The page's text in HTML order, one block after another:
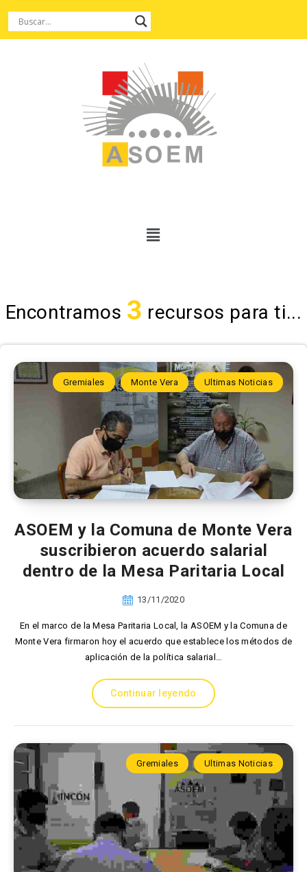
Encontramos 3 recursos para ti...
Gremiales Monte Vera Ultimas Noticias
ASOEM y la Comuna de Monte Vera
suscribieron acuerdo salarial
dentro de la Mesa Paritaria Local
13/11/2020
En el marco de la Mesa Paritaria Local, la ASOEM y la Comuna de
Monte Vera firmaron hoy el acuerdo que establece los métodos de
aplicación de la política salarial…
Continuar leyendo
Gremiales Ultimas Noticias